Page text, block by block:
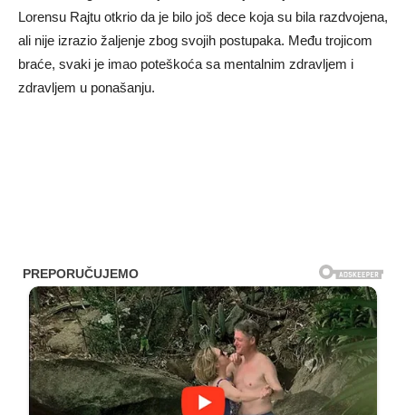
Lorensu Rajtu otkrio da je bilo još dece koja su bila razdvojena,
ali nije izrazio žaljenje zbog svojih postupaka. Među trojicom
braće, svaki je imao poteškoća sa mentalnim zdravljem i
zdravljem u ponašanju.